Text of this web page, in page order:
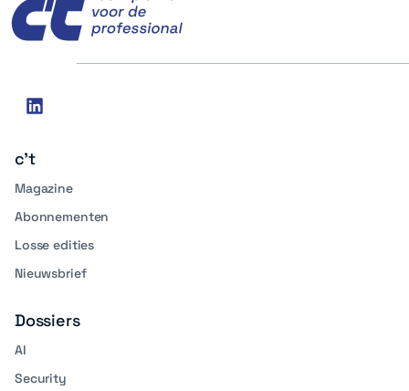
Social
linkedin
c't
Magazine
Abonnementen
Losse edities
Nieuwsbrief
Dossiers
AI
Security